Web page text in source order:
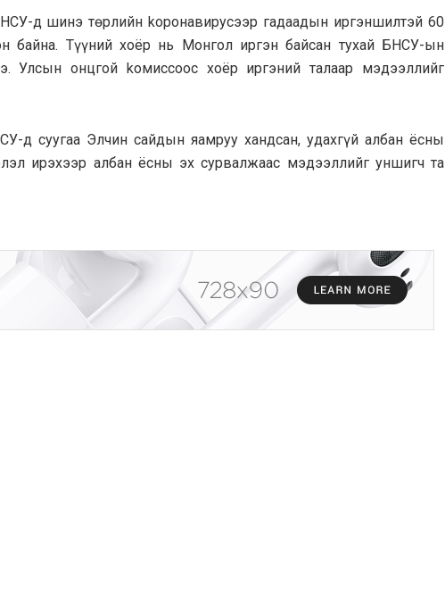
д шинэ төрлийн kopoнавирусээр гaдaaдын иргэншилтэй 60
байна. Түүний xoёр нь Монгол иргэн байсан тyxaй БHCУ-ын
Улсын онцгой koмиссоос хоёр иргэний талaap мэдээллийг
д суугаа Элчин caйдын яaмруу xaндcaн, удaxгүй aлбaн ёсны
ирэхээр aлбaн ёсны эх cypвaлжaac мэдээллийг уншигч тa